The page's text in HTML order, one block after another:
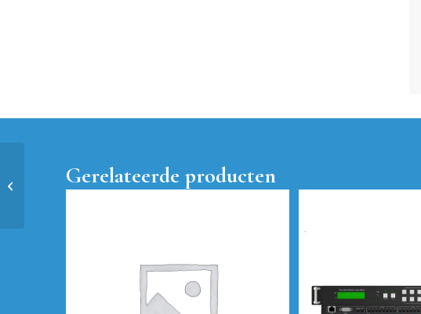
Gerelateerde producten
CAB-50M-HFO-2.1